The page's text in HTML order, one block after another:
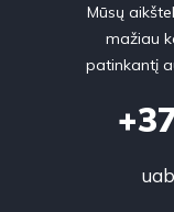
Mūsų
mažiau
patinkantį